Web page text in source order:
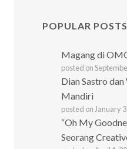
POPULAR POSTS
Magang di
posted on
Dian Sastro
Mandiri
posted on January
“Oh My
Seorang